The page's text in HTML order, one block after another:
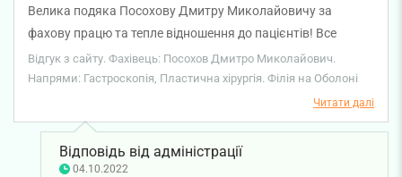
Велика подяка Посохову Дмитру Миколайовичу за
фахову працю та тепле відношення до пацієнтів! Все
пояснив, дещо підсказав і все пройшло на приємних
емоціях. Буду рекомендувати усім своїм знайомим, та сам
Відгук з сайту. Фахівець: Посохов Дмитро Миколайович.
Напрями: Гастроскопія, Пластична хірургія. Філія на Оболоні
Читати далі
Відповідь від адміністрації
04.10.2022